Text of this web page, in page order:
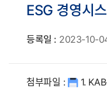
ESG 경영시
등록일 : 2023-10-
첨부파일 : 1.